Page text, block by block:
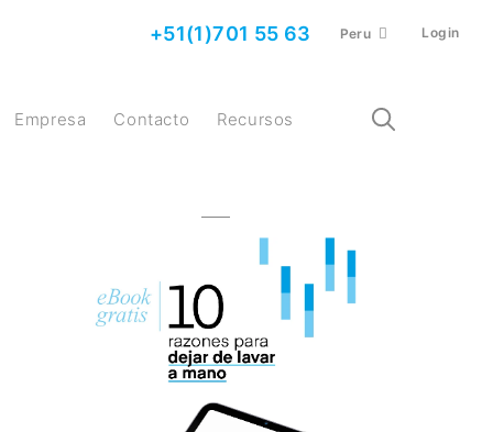
+51(1)701 55 63 Peru Login
Empresa Contacto Recursos